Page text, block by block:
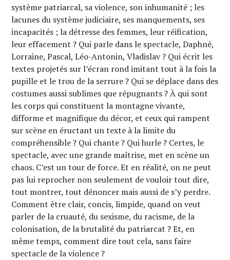
système patriarcal, sa violence, son inhumanité ; les
lacunes du système judiciaire, ses manquements, ses
incapacités ; la détresse des femmes, leur réification,
leur effacement ? Qui parle dans le spectacle, Daphné,
Lorraine, Pascal, Léo-Antonin, Vladislav ? Qui écrit les
textes projetés sur l’écran rond imitant tout à la fois la
pupille et le trou de la serrure ? Qui se déplace dans des
costumes aussi sublimes que répugnants ? À qui sont
les corps qui constituent la montagne vivante,
difforme et magnifique du décor, et ceux qui rampent
sur scène en éructant un texte à la limite du
compréhensible ? Qui chante ? Qui hurle ? Certes, le
spectacle, avec une grande maîtrise, met en scène un
chaos. C’est un tour de force. Et en réalité, on ne peut
pas lui reprocher non seulement de vouloir tout dire,
tout montrer, tout dénoncer mais aussi de s’y perdre.
Comment être clair, concis, limpide, quand on veut
parler de la cruauté, du sexisme, du racisme, de la
colonisation, de la brutalité du patriarcat ? Et, en
même temps, comment dire tout cela, sans faire
spectacle de la violence ?